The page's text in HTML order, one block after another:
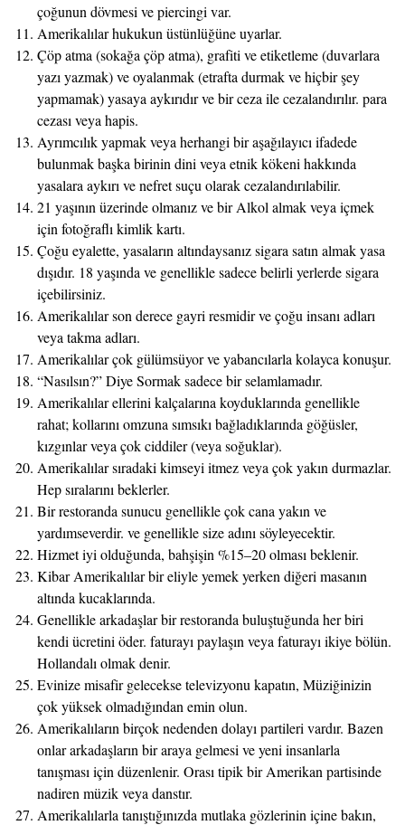
çoğunun dövmesi ve piercingi var.
Amerikalılar hukukun üstünlüğüne uyarlar.
Çöp atma (sokağa çöp atma), grafiti ve etiketleme (duvarlara
yazı yazmak) ve oyalanmak (etrafta durmak ve hiçbir şey
yapmamak) yasaya aykırıdır ve bir ceza ile cezalandırılır. para
cezası veya hapis.
Ayrımcılık yapmak veya herhangi bir aşağılayıcı ifadede
bulunmak başka birinin dini veya etnik kökeni hakkında
yasalara aykırı ve nefret suçu olarak cezalandırılabilir.
21 yaşının üzerinde olmanız ve bir Alkol almak veya içmek
için fotoğraflı kimlik kartı.
Çoğu eyalette, yasaların altındaysanız sigara satın almak yasa
dışıdır. 18 yaşında ve genellikle sadece belirli yerlerde sigara
içebilirsiniz.
Amerikalılar son derece gayri resmidir ve çoğu insanı adları
veya takma adları.
Amerikalılar çok gülümsüyor ve yabancılarla kolayca konuşur.
“Nasılsın?” Diye Sormak sadece bir selamlamadır.
Amerikalılar ellerini kalçalarına koyduklarında genellikle
rahat; kollarını omzuna sımsıkı bağladıklarında göğüsler,
kızgınlar veya çok ciddiler (veya soğuklar).
Amerikalılar sıradaki kimseyi itmez veya çok yakın durmazlar.
Hep sıralarını beklerler.
Bir restoranda sunucu genellikle çok cana yakın ve
yardımseverdir. ve genellikle size adını söyleyecektir.
Hizmet iyi olduğunda, bahşişin %15–20 olması beklenir.
Kibar Amerikalılar bir eliyle yemek yerken diğeri masanın
altında kucaklarında.
Genellikle arkadaşlar bir restoranda buluştuğunda her biri
kendi ücretini öder. faturayı paylaşın veya faturayı ikiye bölün.
Hollandalı olmak denir.
Evinize misafir gelecekse televizyonu kapatın, Müziğinizin
çok yüksek olmadığından emin olun.
Amerikalıların birçok nedenden dolayı partileri vardır. Bazen
onlar arkadaşların bir araya gelmesi ve yeni insanlarla
tanışması için düzenlenir. Orası tipik bir Amerikan partisinde
nadiren müzik veya danstır.
Amerikalılarla tanıştığınızda mutlaka gözlerinin içine bakın,